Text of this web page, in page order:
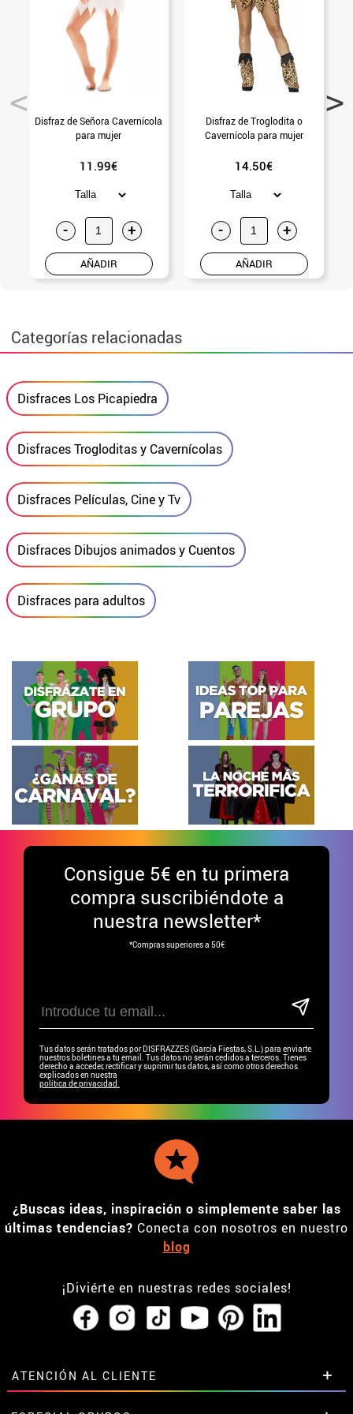
Disfraz de Señora Cavernícola
para mujer
11.99€
- +
AÑADIR
Disfraz de Troglodita o
Cavernícola para mujer
14.50€
- +
AÑADIR
Categorías relacionadas
Disfraces Los Picapiedra
Disfraces Trogloditas y Cavernícolas
Disfraces Películas, Cine y Tv
Disfraces Dibujos animados y Cuentos
Disfraces para adultos
Consigue 5€ en tu primera
compra suscribiéndote a
nuestra newsletter*
*Compras superiores a 50€
Tus datos serán tratados por DISFRAZZES (García Fiestas, S.L.) para enviarte
nuestros boletines a tu email. Tus datos no serán cedidos a terceros. Tienes
derecho a acceder, rectificar y suprimir tus datos, así como otros derechos
explicados en nuestra
política de privacidad.
¿Buscas ideas, inspiración o simplemente saber las
últimas tendencias? Conecta con nosotros en nuestro
blog
¡Diviérte en nuestras redes sociales!
ATENCIÓN AL CLIENTE